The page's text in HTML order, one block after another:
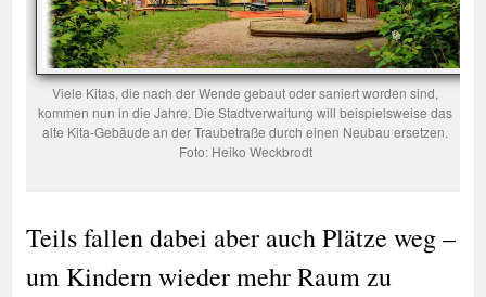
Viele Kitas, die nach der Wende gebaut oder saniert worden sind,
kommen nun in die Jahre. Die Stadtverwaltung will beispielsweise das
alte Kita-Gebäude an der Traubetraße durch einen Neubau ersetzen.
Foto: Heiko Weckbrodt
Teils fallen dabei aber auch Plätze weg –
um Kindern wieder mehr Raum zu